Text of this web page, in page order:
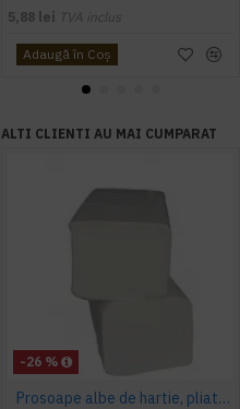
5,88 lei TVA inclus
Adaugă în Coş
ALTI CLIENTI AU MAI CUMPARAT
-26 %
Prosoape albe de hartie, pliate V fold, 25 x 23 cm, in 2 straturi, 160 buc/pachet, 20 pac/bax, AQAS